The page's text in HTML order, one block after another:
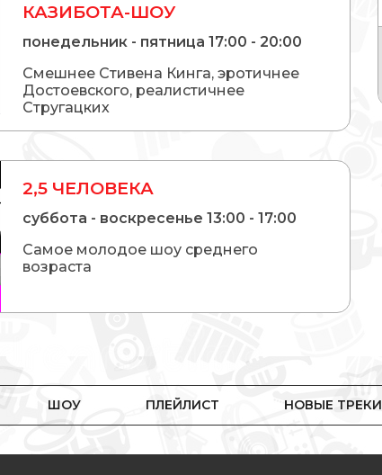
КАЗИБОТА-ШОУ
понедельник - пятница 17:00 - 20:00
Смешнее Стивена Кинга, эротичнее
Достоевского, реалистичнее
Стругацких
2,5 ЧЕЛОВЕКА
суббота - воскресенье 13:00 - 17:00
Самое молодое шоу среднего
возраста
ШОУ ПЛЕЙЛИСТ НОВЫЕ ТРЕКИ